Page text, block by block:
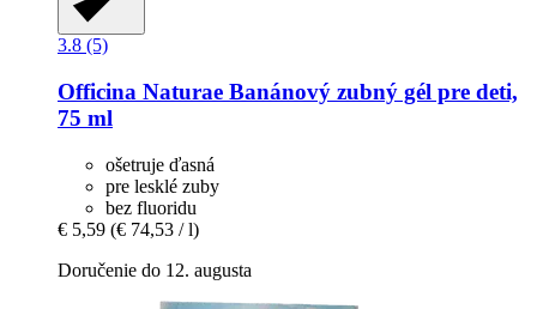
3.8 (5)
Officina Naturae Banánový zubný gél pre deti,
75 ml
ošetruje ďasná
pre lesklé zuby
bez fluoridu
€ 5,59 (€ 74,53 / l)
Doručenie do 12. augusta